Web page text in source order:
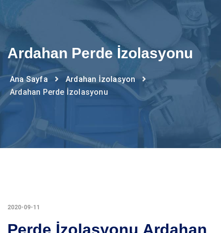
Ardahan Perde İzolasyonu
Ana Sayfa
Ardahan İzolasyon
Ardahan Perde İzolasyonu
2020-09-11